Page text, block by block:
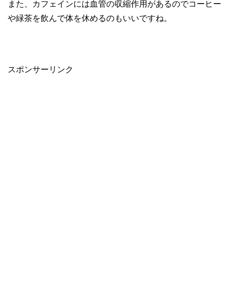
また、カフェインには血管の収縮作用があるのでコーヒー
や緑茶を飲んで体を休めるのもいいですね。
スポンサーリンク